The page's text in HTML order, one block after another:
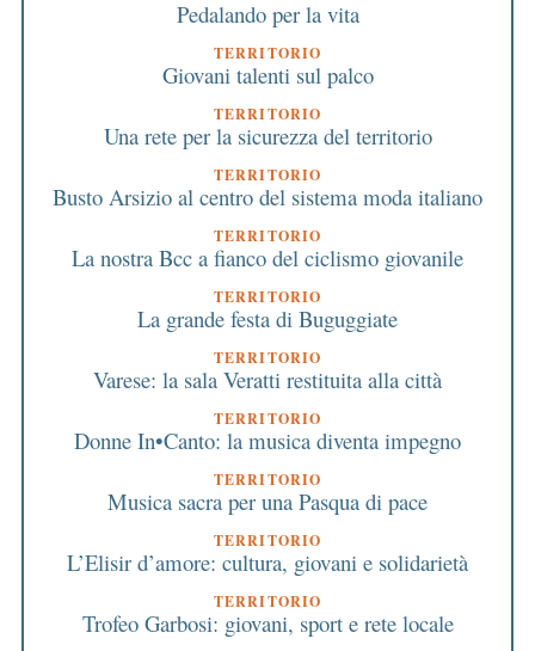
Pedalando per la vita
TERRITORIO
Giovani talenti sul palco
TERRITORIO
Una rete per la sicurezza del territorio
TERRITORIO
Busto Arsizio al centro del sistema moda italiano
TERRITORIO
La nostra Bcc a fianco del ciclismo giovanile
TERRITORIO
La grande festa di Buguggiate
TERRITORIO
Varese: la sala Veratti restituita alla città
TERRITORIO
Donne In•Canto: la musica diventa impegno
TERRITORIO
Musica sacra per una Pasqua di pace
TERRITORIO
L’Elisir d’amore: cultura, giovani e solidarietà
TERRITORIO
Trofeo Garbosi: giovani, sport e rete locale